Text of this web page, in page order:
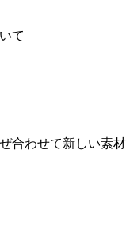
て
合わせて新しい素材